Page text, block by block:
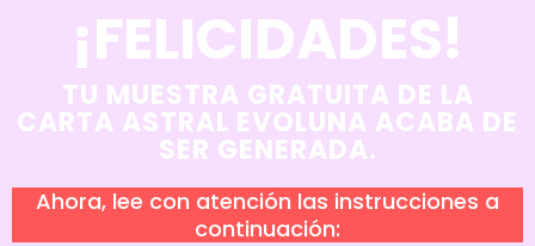
¡FELICIDADES!
TU MUESTRA GRATUITA DE LA
CARTA ASTRAL EVOLUNA ACABA DE
SER GENERADA.
Ahora, lee con atención las instrucciones a
continuación: